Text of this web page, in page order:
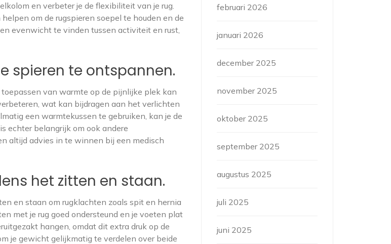
en verbeter je de flexibiliteit van je rug.
om de rugspieren soepel te houden en de
evenwicht te vinden tussen activiteit en rust,
spieren te ontspannen.
van warmte op de pijnlijke plek kan
wat kan bijdragen aan het verlichten
een warmtekussen te gebruiken, kan je de
echter belangrijk om ook andere
altijd advies in te winnen bij een medisch
het zitten en staan.
en staan om rugklachten zoals spit en hernia
met je rug goed ondersteund en je voeten plat
hangen, omdat dit extra druk op de
je gewicht gelijkmatig te verdelen over beide
februari 2026
januari 2026
december 2025
november 2025
oktober 2025
september 2025
augustus 2025
juli 2025
juni 2025